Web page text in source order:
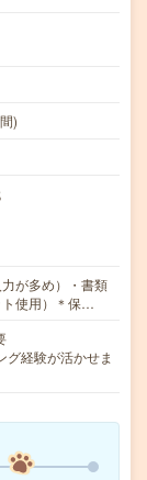
)
が多め）・書類
ト使用）＊保…
経験が活かせま